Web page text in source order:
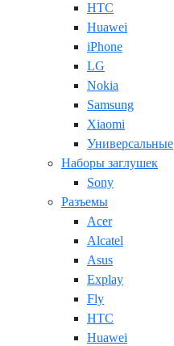
HTC
Huawei
iPhone
LG
Nokia
Samsung
Xiaomi
Универсальные
Наборы заглушек
Sony
Разъемы
Acer
Alcatel
Asus
Explay
Fly
HTC
Huawei